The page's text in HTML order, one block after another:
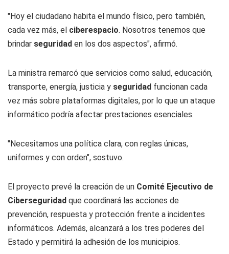
"Hoy el ciudadano habita el mundo físico, pero también,
cada vez más, el ciberespacio. Nosotros tenemos que
brindar seguridad en los dos aspectos", afirmó.
La ministra remarcó que servicios como salud, educación,
transporte, energía, justicia y seguridad funcionan cada
vez más sobre plataformas digitales, por lo que un ataque
informático podría afectar prestaciones esenciales.
"Necesitamos una política clara, con reglas únicas,
uniformes y con orden", sostuvo.
El proyecto prevé la creación de un Comité Ejecutivo de
Ciberseguridad que coordinará las acciones de
prevención, respuesta y protección frente a incidentes
informáticos. Además, alcanzará a los tres poderes del
Estado y permitirá la adhesión de los municipios.